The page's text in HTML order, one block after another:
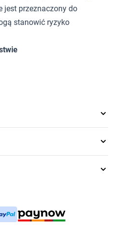
jest przeznaczony do
stanowić ryzyko